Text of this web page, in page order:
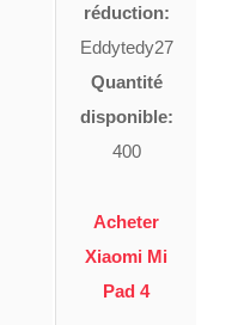
réduction:
Eddytedy27
Quantité
disponible:
400
Acheter
Xiaomi Mi
Pad 4